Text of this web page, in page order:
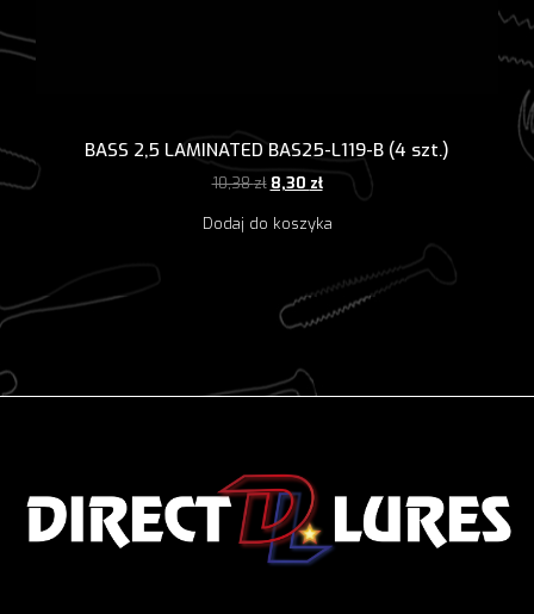
BASS 2,5 LAMINATED BAS25-L119-B (4 szt.)
10,38zł Pierwotna
wynosiła:
8,30 złAktualna
wynosi:
Dodaj do koszyka